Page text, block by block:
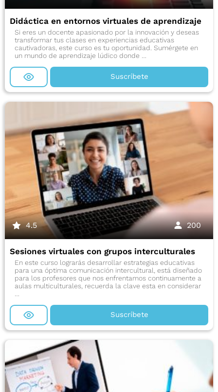
Didáctica en entornos virtuales de aprendizaje
Si eres un docente apasionado por la innovación y deseas
transformar tus clases en experiencias educativas
cautivadoras, este curso es tu oportunidad. Sumérgete en
un mundo de aprendizaje lúdico donde …
Suscríbete
4.5 200
Sesiones virtuales con grupos interculturales
En este curso lograrás desarrollar estrategias educativas
para una óptima comunicación intercultural, está diseñado
para los profesores que nos enfrentamos continuamente a
aulas multiculturales, recuerda la clave esta en considerar
Suscríbete